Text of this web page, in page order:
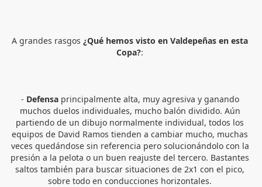
A grandes rasgos ¿Qué hemos visto en Valdepeñas en esta
Copa?:
- Defensa principalmente alta, muy agresiva y ganando
muchos duelos individuales, mucho balón dividido. Aún
partiendo de un dibujo normalmente individual, todos los
equipos de David Ramos tienden a cambiar mucho, muchas
veces quedándose sin referencia pero solucionándolo con la
presión a la pelota o un buen reajuste del tercero. Bastantes
saltos también para buscar situaciones de 2x1 con el pico,
sobre todo en conducciones horizontales.